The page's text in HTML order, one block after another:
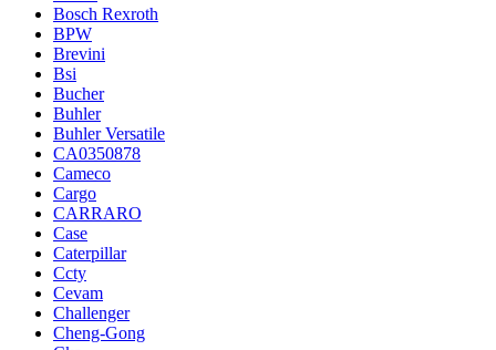
Bosch Rexroth
BPW
Brevini
Bsi
Bucher
Buhler
Buhler Versatile
CA0350878
Cameco
Cargo
CARRARO
Case
Caterpillar
Ccty
Cevam
Challenger
Cheng-Gong